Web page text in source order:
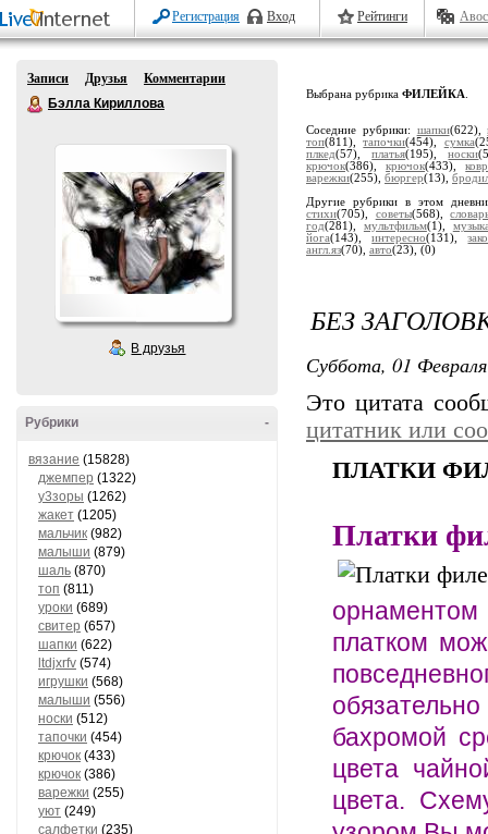
Регистрация Вход Рейтинги
Записи Друзья
Комментарии
Бэлла Кириллова
В друзья
-
Рубрики
вязание (15828)
джемпер (1322)
у3зоры (1262)
жакет (1205)
мальчик (982)
малыши (879)
шаль (870)
топ (811)
уроки (689)
свитер (657)
шапки (622)
ltdjxrfv (574)
игрушки (568)
малыши (556)
носки (512)
тапочки (454)
крючок (433)
крючок (386)
варежки (255)
уют (249)
салфетки (235)
Выбрана рубрика ФИЛЕЙКА
Соседние рубрики: шапки(622),
топ(811),тапочки(454), сумка
плкед(57),платья(195),носки
крючок(386),крючок(433),
варежки(255), бюргер(13),
Другие рубрики в этом
стихи(705), советы(568),
год(281), мультфильм(1),
йога(143),интересно(131),
англ.яз(70), авто(23), (0)
БЕЗ
Суббота, 01
Это цитата
цитатник или
ПЛАТКИ
Платки
платком
бахромой
цвета
цвета.